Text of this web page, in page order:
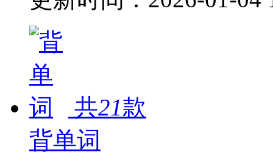
共21款
背单词